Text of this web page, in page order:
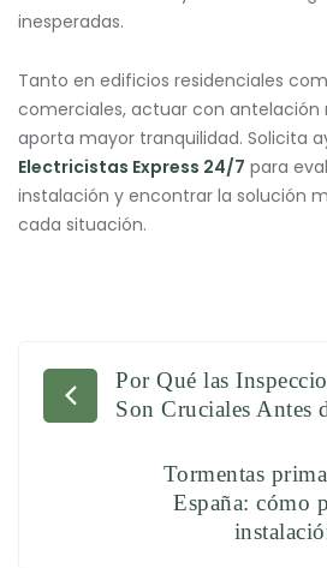
inesperadas.
Tanto en edificios residenciales
comerciales, actuar con antelación
aporta mayor tranquilidad. Solicita
Electricistas Express 24/7 para
instalación y encontrar la solución
cada situación.
Navegación
entradas
Por Qué las
Son Cruciales Antes
Tormentas
España: cómo